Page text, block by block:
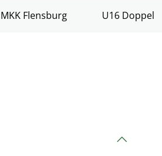
MKK Flensburg U16 Doppel